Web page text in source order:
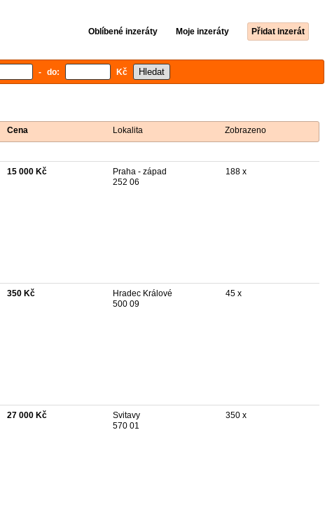
Oblíbené inzeráty Moje inzeráty Přidat inzerát
- do: Kč
Cena Lokalita Zobrazeno
15 000 Kč
Praha - západ
252 06
188 x
350 Kč
Hradec Králové
500 09
45 x
27 000 Kč
Svitavy
570 01
350 x